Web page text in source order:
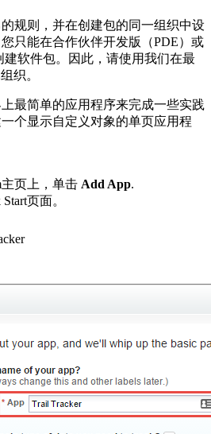
规则，并在创建包的同一组织中设
只能在合作伙伴开发版（PDE）或
建软件包。因此，请使用我们在最
织。
最简单的应用程序来完成一些实践
个显示自定义对象的单页应用程
主页上，单击 Add App.
页面。